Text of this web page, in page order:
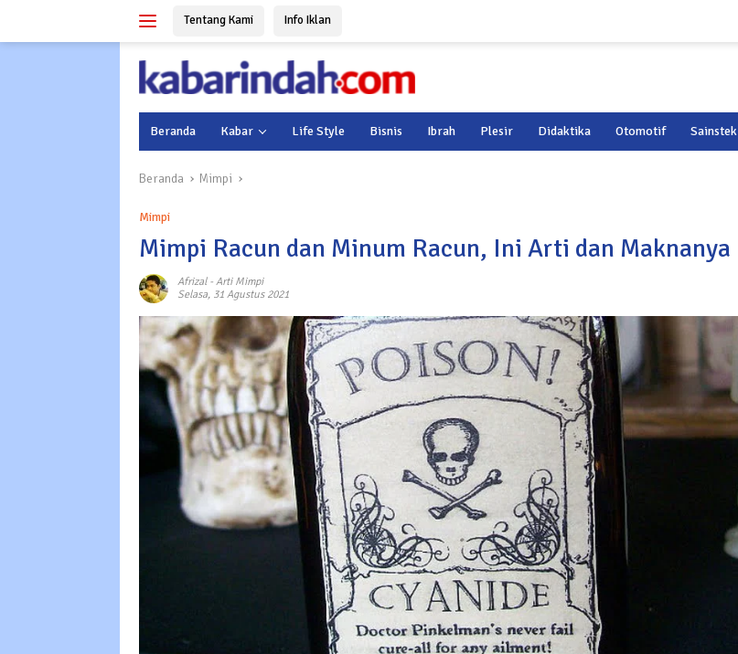
Tentang Kami Info Iklan
Beranda Kabar Life Style Bisnis Ibrah Plesir Didaktika Otomotif Sainstek
Beranda Mimpi
Mimpi
Mimpi Racun dan Minum Racun, Ini Arti dan Maknanya
Afrizal- Arti Mimpi
Selasa, 31 Agustus 2021